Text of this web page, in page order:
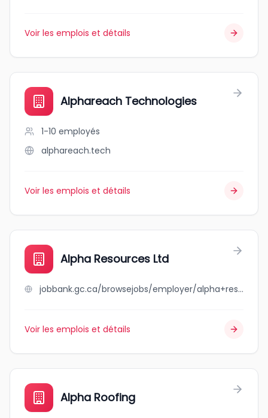
Voir les emplois et détails
Alphareach Technologies
1-10 employés
alphareach.tech
Voir les emplois et détails
Alpha Resources Ltd
jobbank.gc.ca/browsejobs/employer/alpha+resources+ltd/ca
Voir les emplois et détails
Alpha Roofing